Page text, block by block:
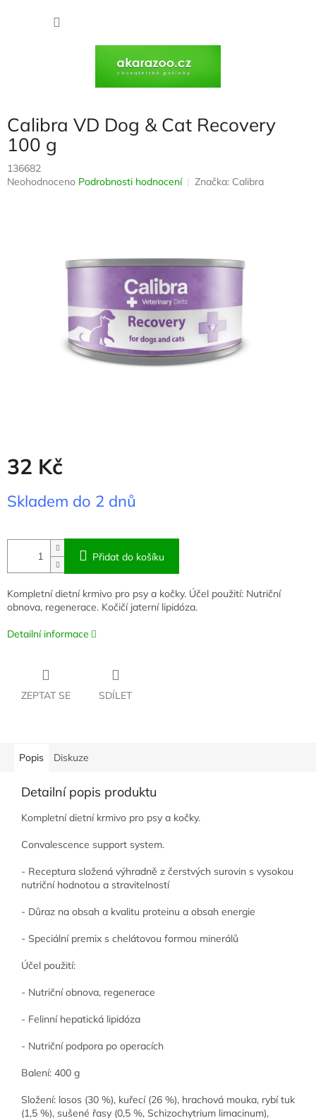
Calibra VD Dog & Cat Recovery
100 g
136682
Průměrné
Neohodnoceno Podrobnosti hodnocení Značka: Calibra
32 Kč
cena:
Skladem do 2 dnů
Přidat do košíku
Kompletní dietní krmivo pro psy a kočky. Účel použití: Nutriční
obnova, regenerace. Kočičí jaterní lipidóza.
Detailní informace
ZEPTAT SE SDÍLET
Popis Diskuze
Detailní popis produktu
Kompletní dietní krmivo pro psy a kočky.
Convalescence support system.
- Receptura složená výhradně z čerstvých surovin s vysokou
nutriční hodnotou a stravitelností
- Důraz na obsah a kvalitu proteinu a obsah energie
- Speciální premix s chelátovou formou minerálů
Účel použití:
- Nutriční obnova, regenerace
- Felinní hepatická lipidóza
- Nutriční podpora po operacích
Balení: 400 g
Složení: losos (30 %), kuřecí (26 %), hrachová mouka, rybí tuk
(1,5 %), sušené řasy (0,5 %, Schizochytrium limacinum),